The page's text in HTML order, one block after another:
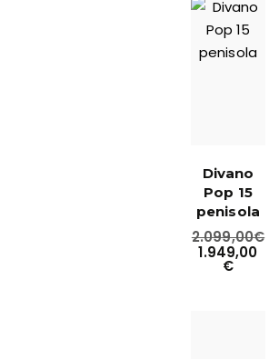
Divano
Pop 15
penisola
2.099,00€
1.949,00
€